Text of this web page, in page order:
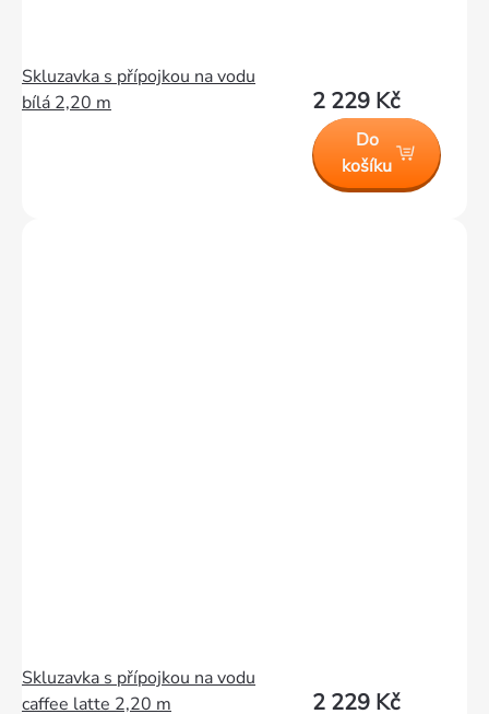
Skluzavka s přípojkou na vodu
bílá 2,20 m
2 229 Kč
Do
košíku
Skluzavka s přípojkou na vodu
caffee latte 2,20 m
2 229 Kč